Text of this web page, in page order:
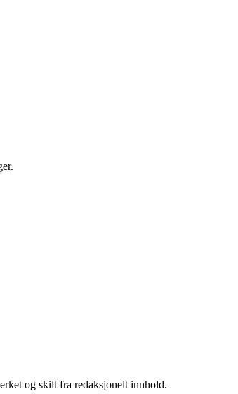
og skilt fra redaksjonelt innhold.